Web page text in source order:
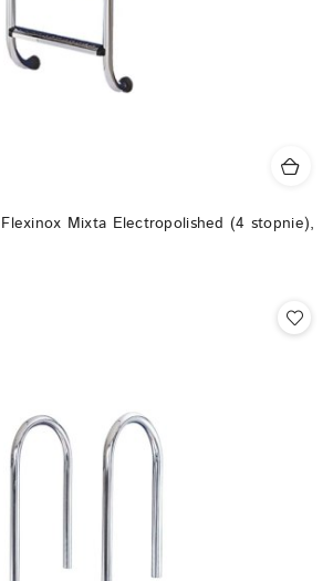
Mixta Electropolished (4 stopnie),